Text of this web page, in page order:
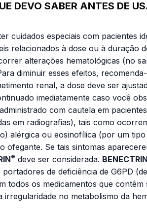
DEVO SABER ANTES DE
cuidados especiais com pacientes
relacionados à dose ou à duração
alterações hematológicas (no
diminuir esses efeitos,
renal, a dose deve ser
imediatamente caso você
com cautela em
em radiografias), tais como
alérgica ou eosinofílica (por um
ofegante. Se tais sintomas
® deve ser considerada. BENECTRIN
portadores de deficiência de G6PD
todos os medicamentos que
irregularidade no metabolismo da